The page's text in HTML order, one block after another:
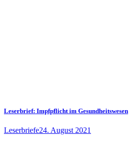
Leserbrief: Impfpflicht im Gesundheitswesen
Leserbriefe24. August 2021